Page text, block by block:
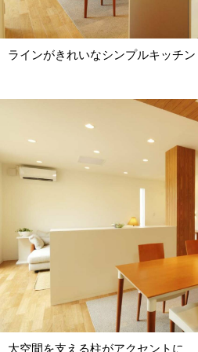
ラインがきれいなシンプルキッチン
大空間を支える柱がアクセントに